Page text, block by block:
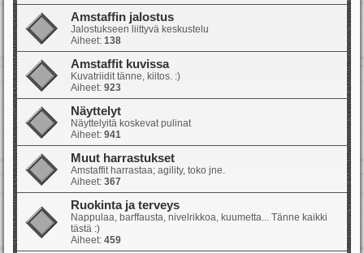
Amstaffin jalostus
Jalostukseen liittyvä keskustelu
Aiheet: 138
Amstaffit kuvissa
Kuvatriidit tänne, kiitos. :)
Aiheet: 923
Näyttelyt
Näyttelyitä koskevat pulinat
Aiheet: 941
Muut harrastukset
Amstaffit harrastaa; agility, toko jne.
Aiheet: 367
Ruokinta ja terveys
Nappulaa, barffausta, nivelrikkoa, kuumetta... Tänne kaikki
tästä :)
Aiheet: 459